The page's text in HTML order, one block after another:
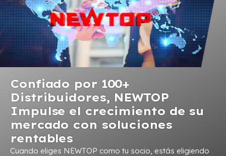
Confiado por 100+
Distribuidores, NEWTOP
Impulse el crecimiento de su
mercado con soluciones
rentables
Cuando eliges NEWTOP como tu socio, estás eligiendo